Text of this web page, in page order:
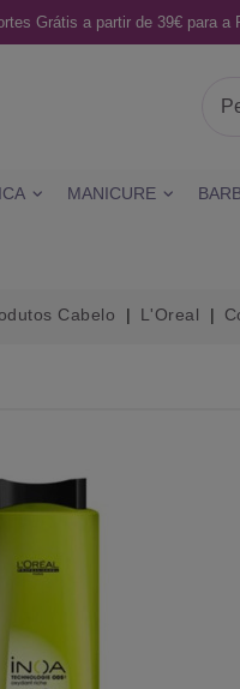
Grátis a partir de 39€ para a
MANICURE
Cabelo L'Oreal